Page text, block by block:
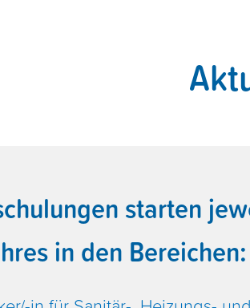
starten
in den Bereichen: